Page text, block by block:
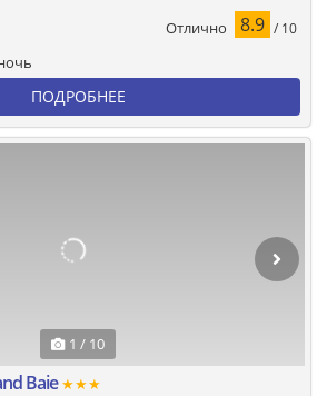
Отлично 8.9 / 10
ПОДРОБНЕЕ
1 / 10
Baie★★★